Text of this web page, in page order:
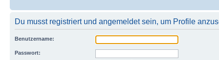
Du musst registriert und angemeldet sein, um Profile
Benutzername:
Passwort: